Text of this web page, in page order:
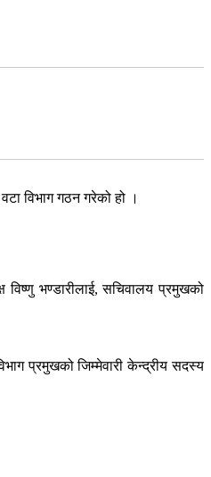
विभाग गठन गरेको हो ।
विष्णु भण्डारीलाई, सचिवालय प्रमुखको
प्रमुखको जिम्मेवारी केन्द्रीय सदस्य